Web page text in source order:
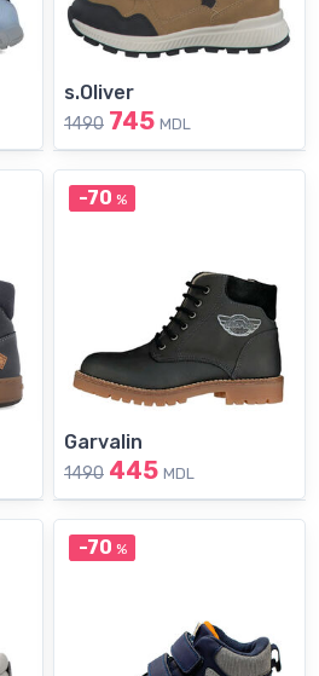
s.Oliver
1490 745 MDL
-70 %
Garvalin
1490 445 MDL
-70 %